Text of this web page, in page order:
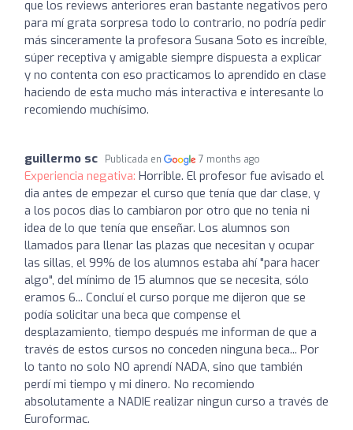
que los reviews anteriores eran bastante negativos pero
para mí grata sorpresa todo lo contrario, no podría pedir
más sinceramente la profesora Susana Soto es increíble,
súper receptiva y amigable siempre dispuesta a explicar
y no contenta con eso practicamos lo aprendido en clase
haciendo de esta mucho más interactiva e interesante lo
recomiendo muchísimo.
guillermo sc Publicada en 7 months ago
Experiencia negativa: Horrible. El profesor fue avisado el
dia antes de empezar el curso que tenía que dar clase, y
a los pocos dias lo cambiaron por otro que no tenia ni
idea de lo que tenía que enseñar. Los alumnos son
llamados para llenar las plazas que necesitan y ocupar
las sillas, el 99% de los alumnos estaba ahí "para hacer
algo", del mínimo de 15 alumnos que se necesita, sólo
eramos 6... Concluí el curso porque me dijeron que se
podía solicitar una beca que compense el
desplazamiento, tiempo después me informan de que a
través de estos cursos no conceden ninguna beca... Por
lo tanto no solo NO aprendí NADA, sino que también
perdí mi tiempo y mi dinero. No recomiendo
absolutamente a NADIE realizar ningun curso a través de
Euroformac.